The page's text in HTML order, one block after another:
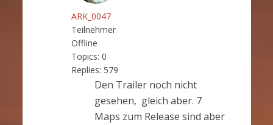
ARK_0047
Teilnehmer
Offline
Topics: 0
Replies: 579
Den Trailer noch nicht
gesehen, gleich aber. 7
Maps zum Release sind aber